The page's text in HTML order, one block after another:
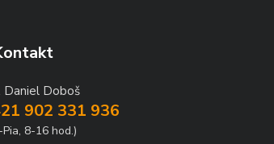
Daniel Doboš
902 331 936
Pia, 8-16 hod.)